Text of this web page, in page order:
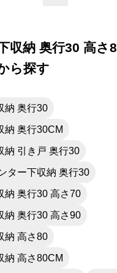
収納 奥行30 高さ
ら探す
納 奥行30
納 奥行30CM
納 引き戸 奥行30
ター下収納 奥行30
納 奥行30 高さ70
納 奥行30 高さ90
納 高さ80
納 高さ80CM